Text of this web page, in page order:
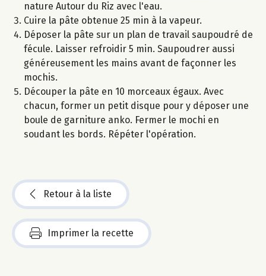
nature Autour du Riz avec l'eau.
Cuire la pâte obtenue 25 min à la vapeur.
Déposer la pâte sur un plan de travail saupoudré de
fécule. Laisser refroidir 5 min. Saupoudrer aussi
généreusement les mains avant de façonner les
mochis.
Découper la pâte en 10 morceaux égaux. Avec
chacun, former un petit disque pour y déposer une
boule de garniture anko. Fermer le mochi en
soudant les bords. Répéter l'opération.
Retour à la liste
Imprimer la recette